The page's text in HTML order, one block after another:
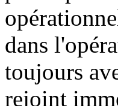
dans
toujours
rejoint